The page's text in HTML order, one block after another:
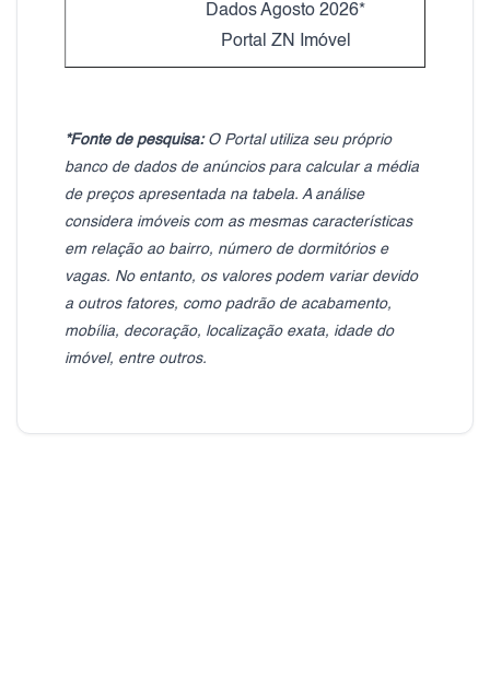
Dados Agosto 2026*
Portal ZN Imóvel
*Fonte de pesquisa:O Portal utiliza seu próprio
banco de dados de anúncios para calcular a média
de preços apresentada na tabela. A análise
considera imóveis com as mesmas características
em relação ao bairro, número de dormitórios e
vagas. No entanto, os valores podem variar devido
a outros fatores, como padrão de acabamento,
mobília, decoração, localização exata, idade do
imóvel, entre outros.